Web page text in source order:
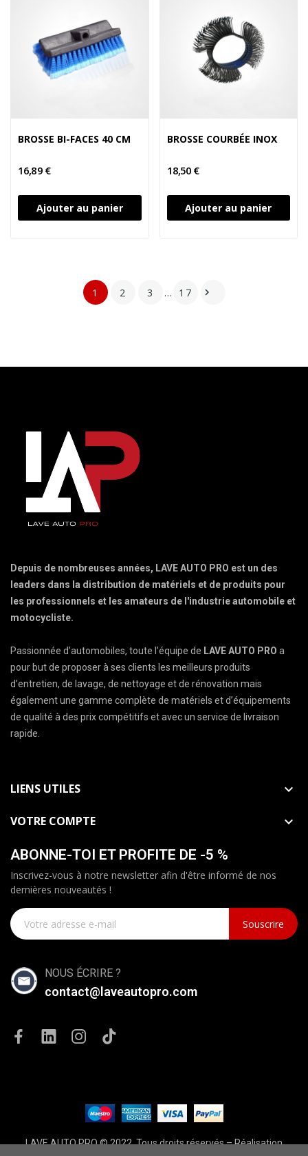
BROSSE BI-FACES 40 CM
16,89 €
Ajouter au panier
BROSSE COURBÉE INOX
18,50 €
Ajouter au panier
1 2 3 … 17 
Depuis de nombreuses années, LAVE AUTO PRO est un des
leaders dans la distribution de matériels et de produits pour
les professionnels et les amateurs de l'industrie automobile et
motocycliste.
Passionnée d’automobiles, toute l’équipe de LAVE AUTO PRO a
pour but de proposer à ses clients les meilleurs produits
d’entretien, de lavage, de nettoyage et de rénovation mais
également une gamme complète de matériels et d’équipements
de qualité à des prix compétitifs et avec un service de livraison
rapide.
LIENS UTILES 
VOTRE COMPTE

ABONNE-TOI ET PROFITE DE -5 %
Inscrivez-vous à notre newsletter afin d'être informé de nos
dernières nouveautés !
Souscrire
NOUS ÉCRIRE ?
contact@laveautopro.com
LAVE AUTO PRO © 2022. Tous droits réservés – Réalisation